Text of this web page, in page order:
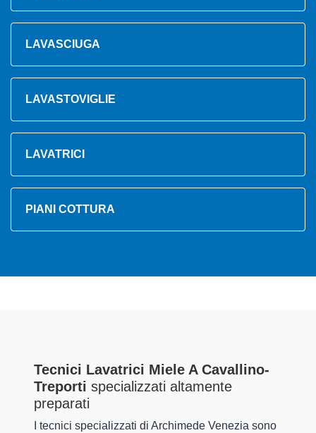
LAVASCIUGA
LAVASTOVIGLIE
LAVATRICI
PIANI COTTURA
Tecnici Lavatrici Miele A Cavallino-
Treporti specializzati altamente
preparati
I tecnici specializzati di Archimede Venezia sono